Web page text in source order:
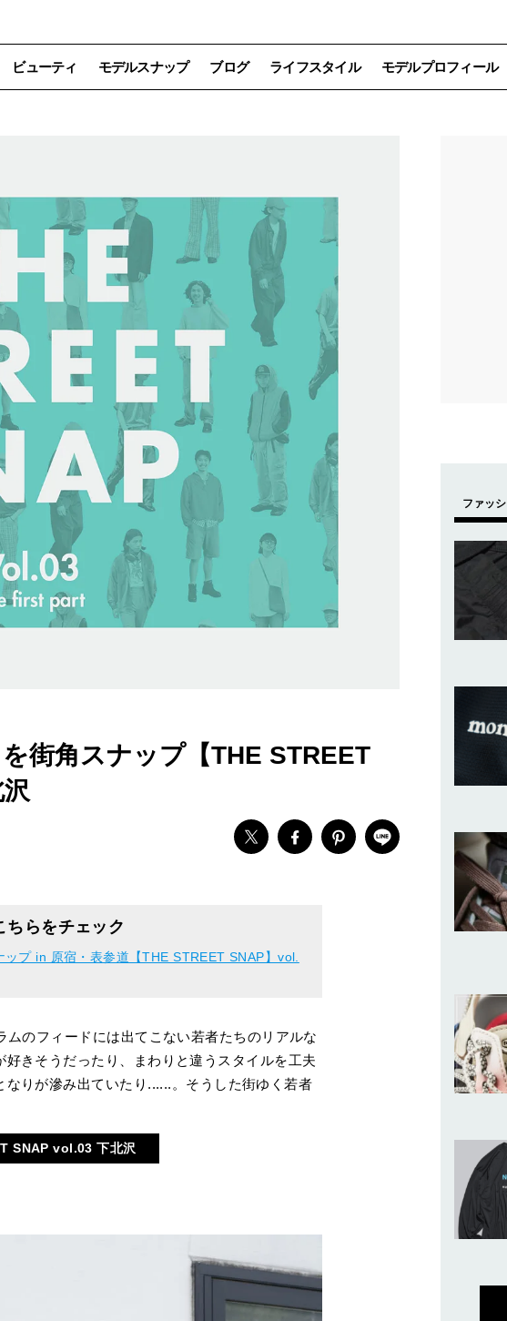
ビューティ モデルスナップ ブログ ライフスタイル モデルプロフィール
街角スナップ【THE STREET
ちらをチェック
プ in 原宿・表参道【THE STREET SNAP】vol.
のフィードには出てこない若者たちのリアルな
きそうだったり、まわりと違うスタイルを工夫
りが滲み出ていたり......。そうした街ゆく若者
SNAP vol.03 下北沢